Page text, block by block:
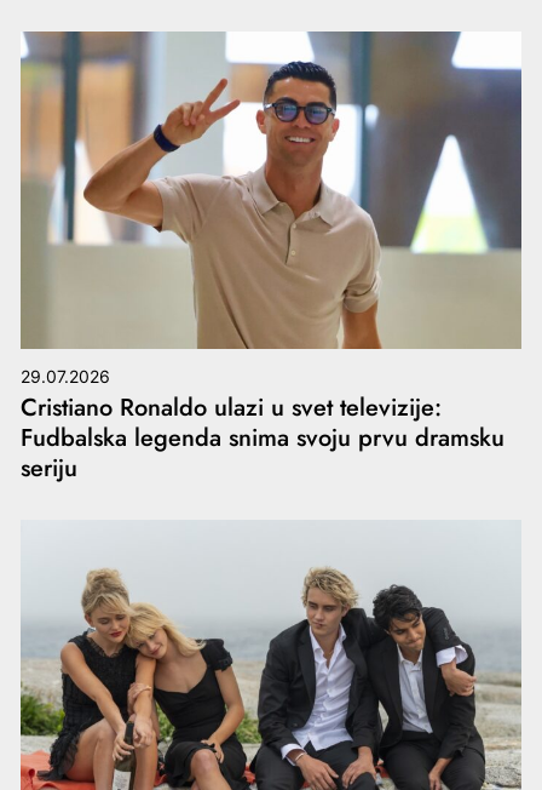
29.07.2026
Cristiano Ronaldo ulazi u svet televizije:
Fudbalska legenda snima svoju prvu dramsku
seriju